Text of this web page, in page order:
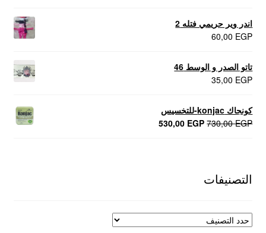
اندر وير حريمي فتله 2
60,00 EGP
تاتو الصدر و الوسط 46
35,00 EGP
كونجاك konjac-للتخسيس
730,00EGP
السعر530,00 EGP
السعر
التصنيفات